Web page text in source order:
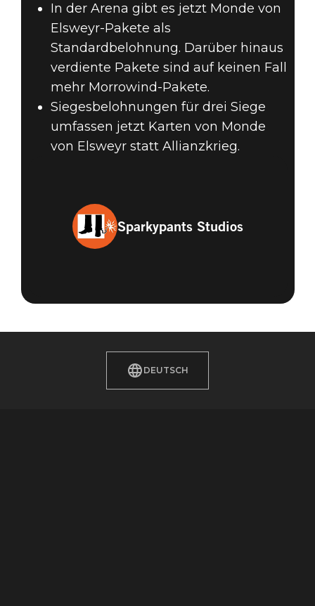
In der Arena gibt es jetzt Monde von
Elsweyr-Pakete als
Standardbelohnung. Darüber hinaus
verdiente Pakete sind auf keinen Fall
mehr Morrowind-Pakete.
Siegesbelohnungen für drei Siege
umfassen jetzt Karten von Monde
von Elsweyr statt Allianzkrieg.
Sparkypants Studios
DEUTSCH